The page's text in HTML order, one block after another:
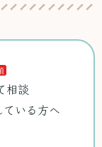
相談
ている方へ